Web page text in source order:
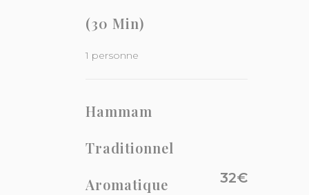
(30 Min)
1 personne
Hammam
Traditionnel
Aromatique
32€